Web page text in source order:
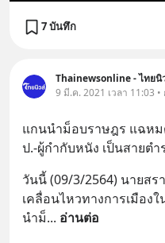
7 บันทึก
Thainewsonline - ไทยนิ
9 มี.ค. 2021 เวลา 11:03 •
แกนนำม็อบราษฎร แฉห
ป.-ผู้กำกับหนัง เป็นสายตำ
วันนี้ (09/3/2564) นายส
เคลื่อนไหวทางการเมือง
นำม็... อ่านต่อ